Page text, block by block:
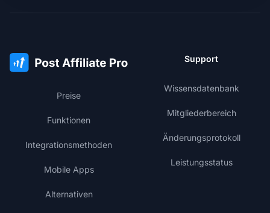
Preise
Funktionen
Integrationsmethoden
Mobile Apps
Alternativen
Support
Wissensdatenbank
Mitgliederbereich
Änderungsprotokoll
Leistungsstatus